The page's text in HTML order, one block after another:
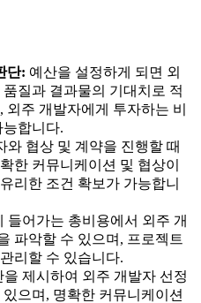
단: 예산을 설정하게 되면 외
질과 결과물의 기대치로 적
주 개발자에게 투자하는 비
합니다.
와 협상 및 계약을 진행할 때
한 커뮤니케이션 및 협상이
리한 조건 확보가 가능합니
들어가는 총비용에서 외주 개
파악할 수 있으며, 프로젝트
리할 수 있습니다.
을 제시하여 외주 개발자 선정
으며, 명확한 커뮤니케이션